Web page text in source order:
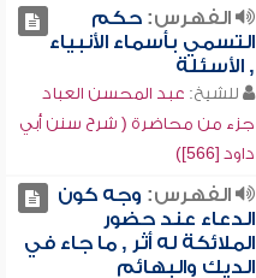
الفهرس:حكم
التسمي بأسماء الأنبياء
, الأسئلة
للشيخ: عبد المحسن العباد
جزء من محاضرة ( شرح سنن أبي
داود [566])
الفهرس: وجه كون
الدعاء عند حضور
الملائكة له أثر , ما جاء في
الديك والبهائم